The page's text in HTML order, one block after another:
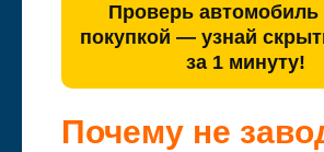
Проверь автомобиль
покупкой — узнай
за 1 минуту!
Почему не